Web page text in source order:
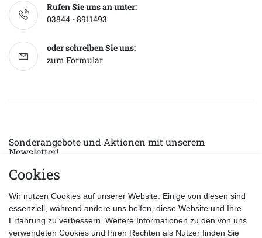
Rufen Sie uns an unter:
03844 - 8911493
oder schreiben Sie uns:
zum Formular
Sonderangebote und Aktionen mit unserem
Newsletter!
E-MAIL *
Datenschutzerklärung
Cookies
Wir nutzen Cookies auf unserer Website. Einige von diesen sind
essenziell, während andere uns helfen, diese Website und Ihre
Erfahrung zu verbessern. Weitere Informationen zu den von uns
verwendeten Cookies und Ihren Rechten als Nutzer finden Sie